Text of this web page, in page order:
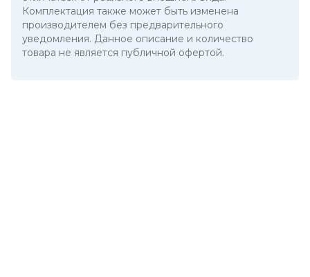
Комплектация также может быть изменена
производителем без предварительного
уведомления. Данное описание и количество
товара не является публичной офертой.